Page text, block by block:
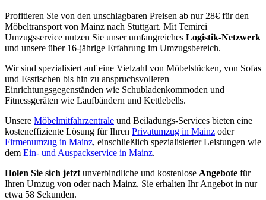
Profitieren Sie von den unschlagbaren Preisen ab nur 28€ für den
Möbeltransport von Mainz nach Stuttgart. Mit Temirci
Umzugsservice nutzen Sie unser umfangreiches Logistik-Netzwerk
und unsere über 16-jährige Erfahrung im Umzugsbereich.
Wir sind spezialisiert auf eine Vielzahl von Möbelstücken, von Sofas
und Esstischen bis hin zu anspruchsvolleren
Einrichtungsgegenständen wie Schubladenkommoden und
Fitnessgeräten wie Laufbändern und Kettlebells.
Unsere Möbelmitfahrzentrale und Beiladungs-Services bieten eine
kosteneffiziente Lösung für Ihren Privatumzug in Mainz oder
Firmenumzug in Mainz, einschließlich spezialisierter Leistungen wie
dem Ein- und Auspackservice in Mainz.
Holen Sie sich jetzt unverbindliche und kostenlose Angebote für
Ihren Umzug von oder nach Mainz. Sie erhalten Ihr Angebot in nur
etwa 58 Sekunden.